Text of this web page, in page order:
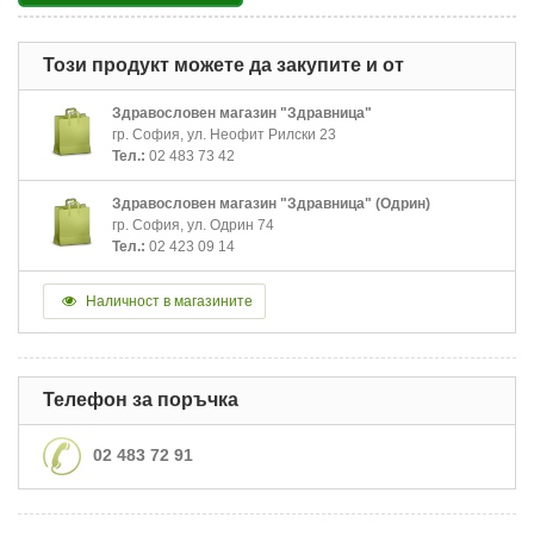
Този продукт можете да закупите и от
Здравословен магазин "Здравница"
гр. София, ул. Неофит Рилски 23
Тел.: 02 483 73 42
Здравословен магазин "Здравница" (Одрин)
гр. София, ул. Одрин 74
Тел.: 02 423 09 14
Наличност в магазините
Телефон за поръчка
02 483 72 91